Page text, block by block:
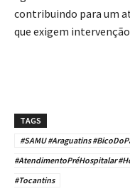
contribuindo para um
que exigem
TAGS
#SAMU #Araguatins
#AtendimentoPréHospitalar
#Tocantins